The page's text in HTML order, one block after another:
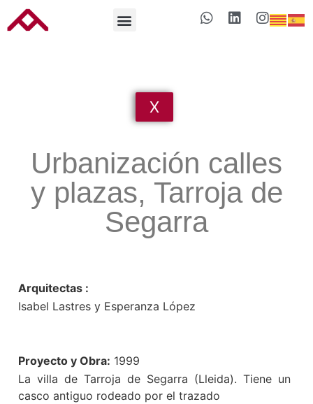
X
Urbanización calles
y plazas, Tarroja de
Segarra
Arquitectas :
Isabel Lastres y Esperanza López
Proyecto y Obra: 1999
La villa de Tarroja de Segarra (Lleida). Tiene un
casco antiguo rodeado por el trazado